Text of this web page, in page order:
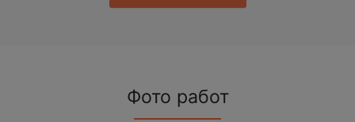
Фото работ